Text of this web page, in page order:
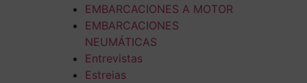
EMBARCACIONES A MOTOR
EMBARCACIONES
NEUMÁTICAS
Entrevistas
Estreias